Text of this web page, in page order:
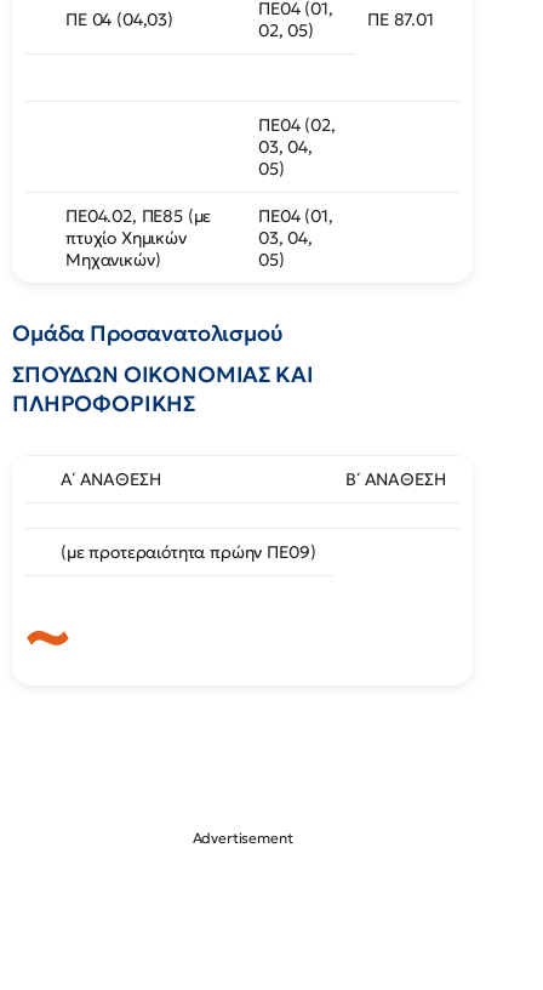
ΠΕ 04 (04,03)
ΠΕ04 (01,
02, 05)
ΠΕ 87.01
ΠΕ04 (02,
03, 04,
05)
ΠΕ04.02, ΠΕ85 (με
πτυχίο Χημικών
Μηχανικών)
ΠΕ04 (01,
03, 04,
05)
Ομάδα Προσανατολισμού
ΣΠΟΥΔΩΝ ΟΙΚΟΝΟΜΙΑΣ ΚΑΙ
ΠΛΗΡΟΦΟΡΙΚΗΣ
Α΄ ΑΝΑΘΕΣΗ Β΄ ΑΝΑΘΕΣΗ
(με προτεραιότητα πρώην ΠΕ09)